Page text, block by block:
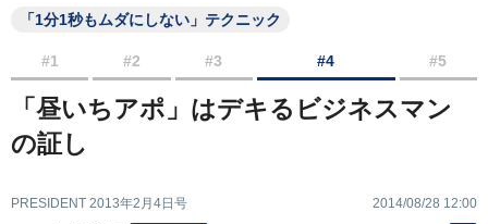
「1分1秒もムダにしない」テクニック
#1 #2 #3 #4 #5
「昼いちアポ」はデキるビジネスマン
の証し
PRESIDENT 2013年2月4日号 2014/08/28 12:00